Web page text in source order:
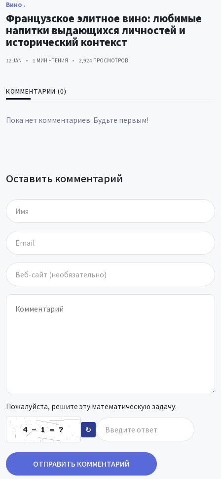
Вино
Французское элитное вино: любимые
напитки выдающихся личностей и
исторический контекст
12 JAN 1 МИН ЧТЕНИЯ 2,924 ПРОСМОТРОВ
КОММЕНТАРИИ (0)
Пока нет комментариев. Будьте первым!
Оставить комментарий
Пожалуйста, решите эту математическую задачу:
↻
ОТПРАВИТЬ КОММЕНТАРИЙ